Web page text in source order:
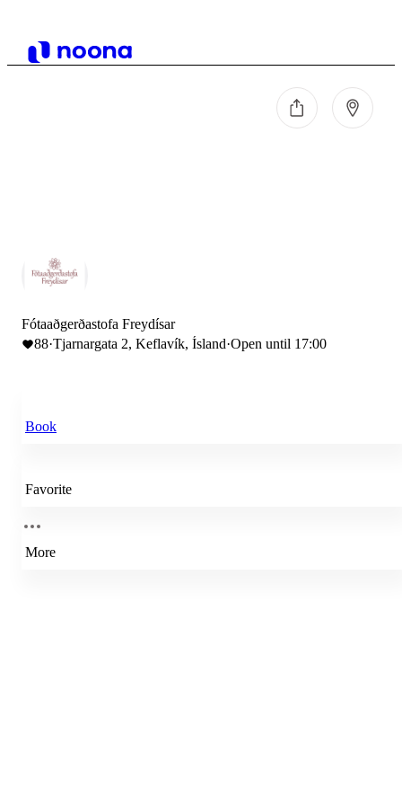
Fótaaðgerðastofa Freydísar
88·Tjarnargata 2, Keflavík, Ísland·Open until 17:00
Book
Favorite
More